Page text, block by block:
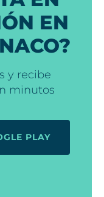
EN
y recibe
minutos
PLAY